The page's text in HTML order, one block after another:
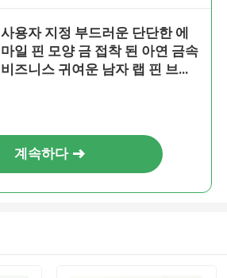
사용자 지정 부드러운 단단한 에
마일 핀 모양 금 접착 된 아연 금속
비즈니스 귀여운 남자 랩 핀 브로
계속하다